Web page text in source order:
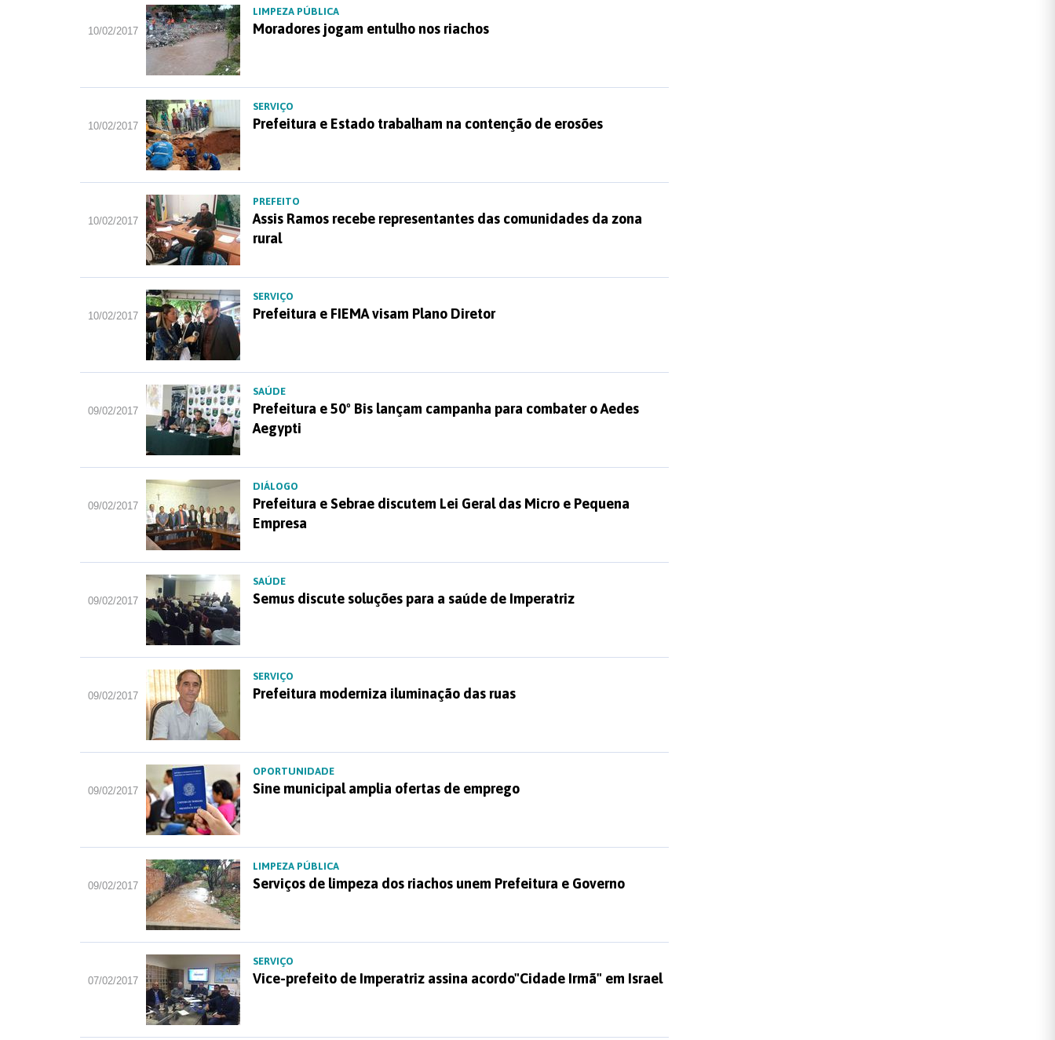
10/02/2017
LIMPEZA PÚBLICA
Moradores jogam entulho nos riachos
10/02/2017
SERVIÇO
Prefeitura e Estado trabalham na contenção de erosões
10/02/2017
PREFEITO
Assis Ramos recebe representantes das comunidades da zona
rural
10/02/2017
SERVIÇO
Prefeitura e FIEMA visam Plano Diretor
09/02/2017
SAÚDE
Prefeitura e 50º Bis lançam campanha para combater o Aedes
Aegypti
09/02/2017
DIÁLOGO
Prefeitura e Sebrae discutem Lei Geral das Micro e Pequena
Empresa
09/02/2017
SAÚDE
Semus discute soluções para a saúde de Imperatriz
09/02/2017
SERVIÇO
Prefeitura moderniza iluminação das ruas
09/02/2017
OPORTUNIDADE
Sine municipal amplia ofertas de emprego
09/02/2017
LIMPEZA PÚBLICA
Serviços de limpeza dos riachos unem Prefeitura e Governo
07/02/2017
SERVIÇO
Vice-prefeito de Imperatriz assina acordo"Cidade Irmã" em Israel